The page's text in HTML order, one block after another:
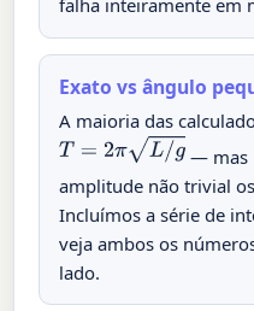
falha inteiramente em
Exato vs ângulo
A maioria das
T= 2π L/g
— mas
amplitude não trivial
Incluímos a série de
veja ambos os
lado.